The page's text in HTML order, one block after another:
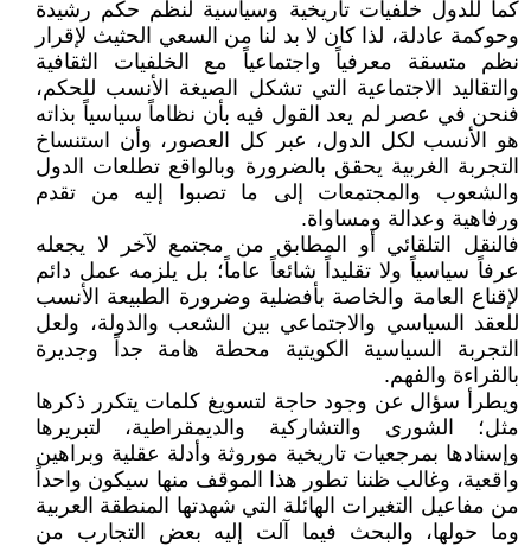
كما للدول خلفيات تاريخية وسياسية لنظم حكم رشيدة
وحوكمة عادلة، لذا كان لا بد لنا من السعي الحثيث لإقرار
نظم متسقة معرفياً واجتماعياً مع الخلفيات الثقافية
والتقاليد الاجتماعية التي تشكل الصيغة الأنسب للحكم،
فنحن في عصر لم يعد القول فيه بأن نظاماً سياسياً بذاته
هو الأنسب لكل الدول، عبر كل العصور، وأن استنساخ
التجربة الغربية يحقق بالضرورة وبالواقع تطلعات الدول
والشعوب والمجتمعات إلى ما تصبوا إليه من تقدم
ورفاهية وعدالة ومساواة.
فالنقل التلقائي أو المطابق من مجتمع لآخر لا يجعله
عرفاً سياسياً ولا تقليداً شائعاً عاماً؛ بل يلزمه عمل دائم
لإقناع العامة والخاصة بأفضلية وضرورة الطبيعة الأنسب
للعقد السياسي والاجتماعي بين الشعب والدولة، ولعل
التجربة السياسية الكويتية محطة هامة جداً وجديرة
بالقراءة والفهم.
ويطرأ سؤال عن وجود حاجة لتسويغ كلمات يتكرر ذكرها
مثل؛ الشورى والتشاركية والديمقراطية، لتبريرها
وإسنادها بمرجعيات تاريخية موروثة وأدلة عقلية وبراهين
واقعية، وغالب ظننا تطور هذا الموقف منها سيكون واحداً
من مفاعيل التغيرات الهائلة التي شهدتها المنطقة العربية
وما حولها، والبحث فيما آلت إليه بعض التجارب من